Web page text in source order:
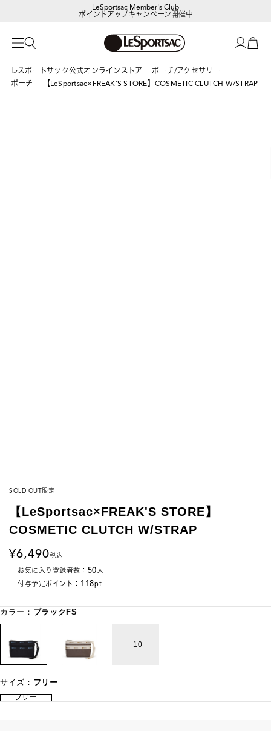
LeSportsac Member's Club
ポイントアップキャンペーン開催中
レスポートサック公式オンラインストア
ポーチ/アクセサリー
ポーチ
【LeSportsac×FREAK'S STORE】COSMETIC CLUTCH W/STRAP
SOLD OUT限定
【LeSportsac×FREAK'S STORE】
COSMETIC CLUTCH W/STRAP
6,490税込
お気に入り登録者数： 50人
付与予定ポイント： 118pt
カラー： ブラックFS
10
サイズ： フリー
フリー